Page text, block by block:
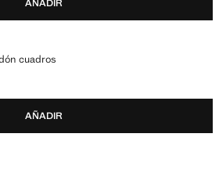
AÑADIR
cuadros
ALGODÓN CUADROS
]
AÑADIR